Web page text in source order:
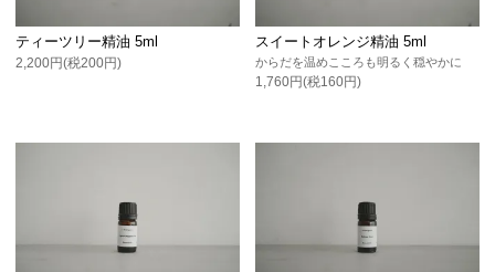
ティーツリー精油 5ml
2,200円(税200円)
スイートオレンジ精油 5ml
からだを温めこころも明るく穏やかに
1,760円(税160円)